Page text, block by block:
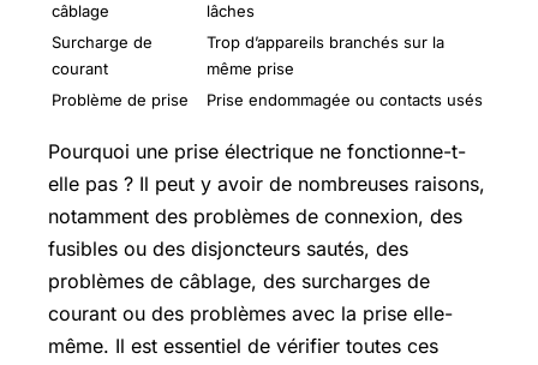
câblage
lâches
Surcharge de
courant
Trop d’appareils branchés sur la
même prise
Problème de prise
Prise endommagée ou contacts usés
Pourquoi une prise électrique ne fonctionne-t-
elle pas ? Il peut y avoir de nombreuses raisons,
notamment des problèmes de connexion, des
fusibles ou des disjoncteurs sautés, des
problèmes de câblage, des surcharges de
courant ou des problèmes avec la prise elle-
même. Il est essentiel de vérifier toutes ces